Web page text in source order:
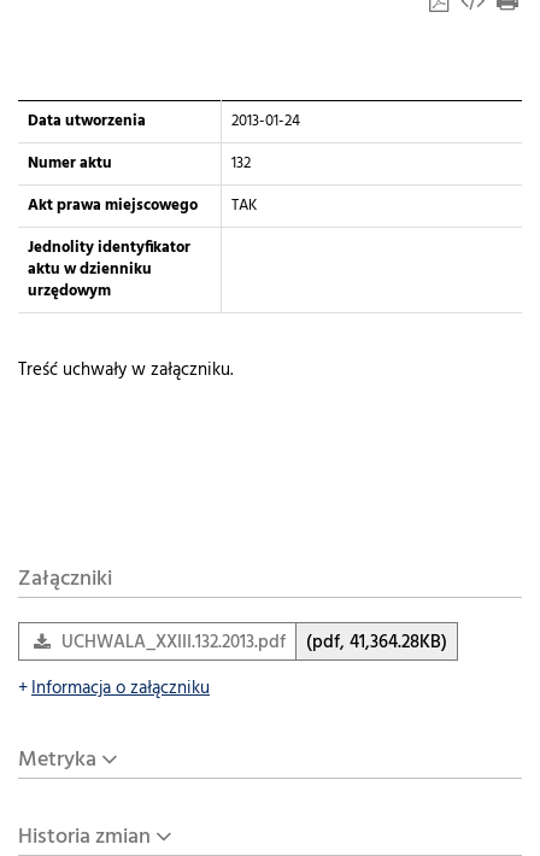
Data utworzenia
2013-01-24
Numer aktu
132
Akt prawa miejscowego
TAK
Jednolity identyfikator
aktu w dzienniku
urzędowym
Treść uchwały w załączniku.
Załączniki
UCHWALA_XXIII.132.2013.pdf
(pdf, 41,364.28KB)
Informacja o załączniku
Metryka
Historia zmian